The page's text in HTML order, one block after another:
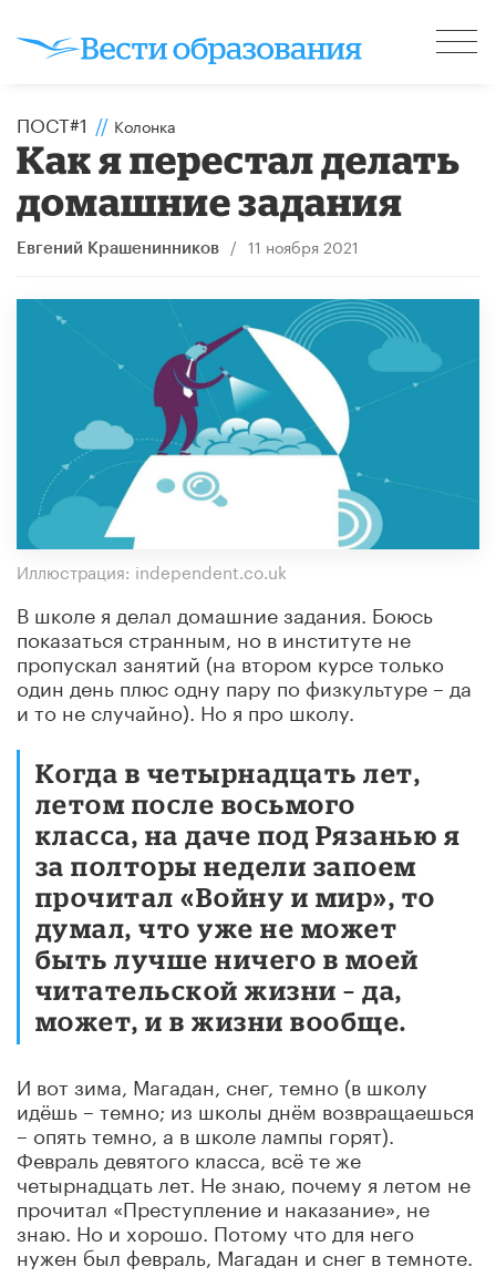
ПОСТ#1 // Колонка
Как я перестал делать
домашние задания
Евгений Крашенинников / 11 ноября 2021
Иллюстрация: independent.co.uk
В школе я делал домашние задания. Боюсь
показаться странным, но в институте не
пропускал занятий (на втором курсе только
один день плюс одну пару по физкультуре – да
и то не случайно). Но я про школу.
Когда в четырнадцать лет,
летом после восьмого
класса, на даче под Рязанью я
за полторы недели запоем
прочитал «Войну и мир», то
думал, что уже не может
быть лучше ничего в моей
читательской жизни – да,
может, и в жизни вообще.
И вот зима, Магадан, снег, темно (в школу
идёшь – темно; из школы днём возвращаешься
– опять темно, а в школе лампы горят).
Февраль девятого класса, всё те же
четырнадцать лет. Не знаю, почему я летом не
прочитал «Преступление и наказание», не
знаю. Но и хорошо. Потому что для него
нужен был февраль, Магадан и снег в темноте.